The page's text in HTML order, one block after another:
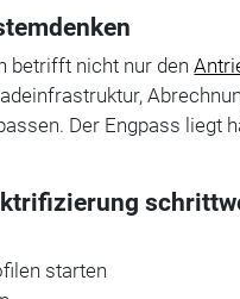
betrifft nicht nur den
Der Engpass liegt
starten